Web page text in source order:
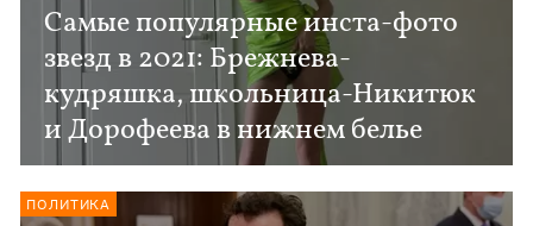
Самые популярные инста-фото
звезд в 2021: Брежнева-
кудряшка, школьница-Никитюк
и Дорофеева в нижнем белье
ПОЛИТИКА